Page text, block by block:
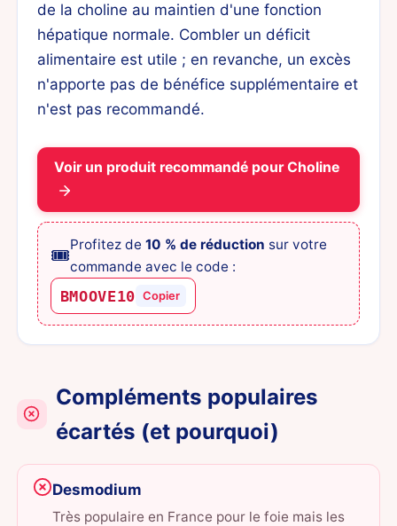
de la choline au maintien d'une fonction
hépatique normale. Combler un déficit
alimentaire est utile ; en revanche, un excès
n'apporte pas de bénéfice supplémentaire et
n'est pas recommandé.
Voir un produit recommandé pour Choline
🎟️Profitez de10 % de réduction sur votre
commande avec le code :
BMOOVE10 Copier
Compléments populaires
écartés (et pourquoi)
Desmodium
Très populaire en France pour le foie mais les